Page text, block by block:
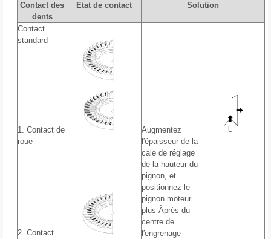
Contact des
dents
Etat de contact Solution
Contact
standard
1. Contact de
roue
Augmentez
l′épaisseur de la
cale de réglage
de la hauteur du
pignon, et
positionnez le
pignon moteur
plus Àprès du
centre de
l′engrenage
2. Contact